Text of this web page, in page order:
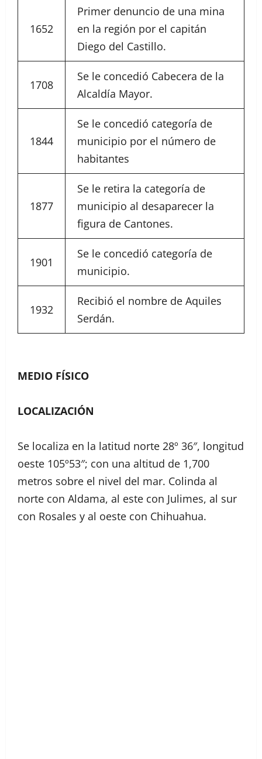
1652
Primer denuncio de una mina
en la región por el capitán
Diego del Castillo.
1708
Se le concedió Cabecera de la
Alcaldía Mayor.
1844
Se le concedió categoría de
municipio por el número de
habitantes
1877
Se le retira la categoría de
municipio al desaparecer la
figura de Cantones.
1901
Se le concedió categoría de
municipio.
1932
Recibió el nombre de Aquiles
Serdán.
MEDIO FÍSICO
LOCALIZACIÓN
Se localiza en la latitud norte 28º 36″, longitud
oeste 105º53″; con una altitud de 1,700
metros sobre el nivel del mar. Colinda al
norte con Aldama, al este con Julimes, al sur
con Rosales y al oeste con Chihuahua.